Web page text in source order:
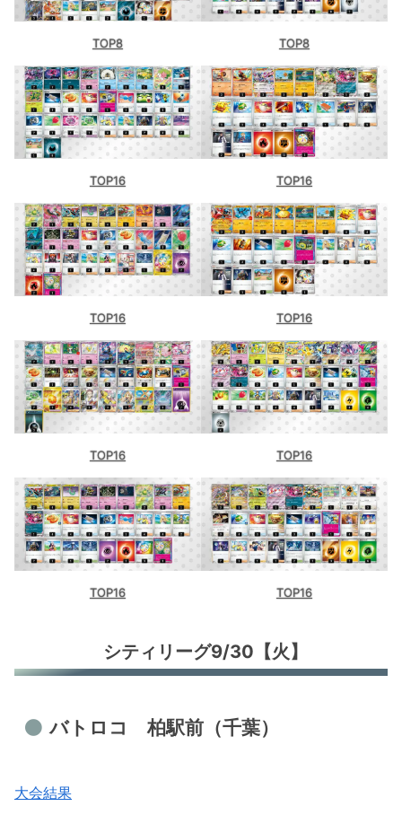
TOP8 TOP8
TOP16 TOP16
TOP16 TOP16
TOP16 TOP16
TOP16 TOP16
シティリーグ9/30【火】
バトロコ 柏駅前（千葉）
大会結果